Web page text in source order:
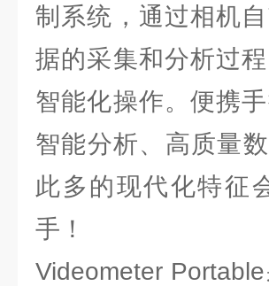
制系统，通过相机
据的采集和分析过
智能化操作。便携
智能分析、高质量
此多的现代化特征
手！
Videometer